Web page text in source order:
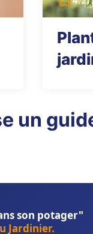
un
son potager"
Jardinier.